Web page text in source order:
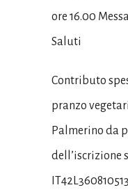
ore 16.00
Saluti
Contributo
pranzo
Palmerino da
dell’iscrizione